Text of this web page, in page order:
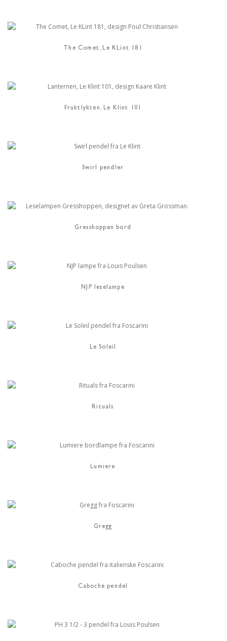
The Comet, Le KLint 181
Fruktlykten, Le Klint 101
Swirl pendler
Gresshoppen bord
NJP leselampe
Le Soleil
Rituals
Lumiere
Gregg
Caboche pendel